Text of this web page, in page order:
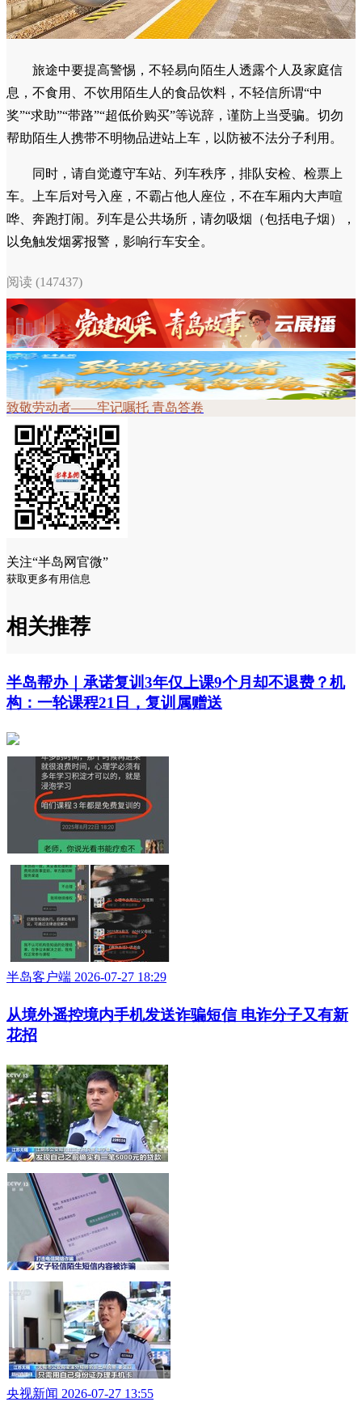
旅途中要提高警惕，不轻易向陌生人透露个人及家庭信
息，不食用、不饮用陌生人的食品饮料，不轻信所谓“中
奖”“求助”“带路”“超低价购买”等说辞，谨防上当受骗。切勿
帮助陌生人携带不明物品进站上车，以防被不法分子利用。
同时，请自觉遵守车站、列车秩序，排队安检、检票上
车。上车后对号入座，不霸占他人座位，不在车厢内大声喧
哗、奔跑打闹。列车是公共场所，请勿吸烟（包括电子烟），
以免触发烟雾报警，影响行车安全。
阅读 (147437)
致敬劳动者——牢记嘱托 青岛答卷
关注“半岛网官微”
获取更多有用信息
相关推荐
半岛帮办｜承诺复训3年仅上课9个月却不退费？机
构：一轮课程21日，复训属赠送
半岛客户端 2026-07-27 18:29
从境外遥控境内手机发送诈骗短信 电诈分子又有新
花招
央视新闻 2026-07-27 13:55